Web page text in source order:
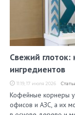
Свежий
ингредиентов
11:19, 17 июля 2026
Кофейные корнеры
офисов и АЗС, а их